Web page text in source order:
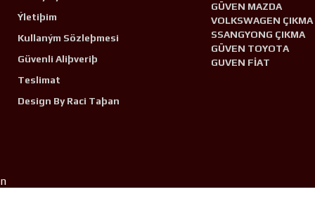
Ýletiþim
Kullaným Sözleþmesi
Güvenli Aliþveriþ
Teslimat
Design By Raci Taþan
GÜVEN MAZDA
VOLKSWAGEN ÇIKMA
SSANGYONG ÇIKMA
GÜVEN TOYOTA
GUVEN FİAT
n